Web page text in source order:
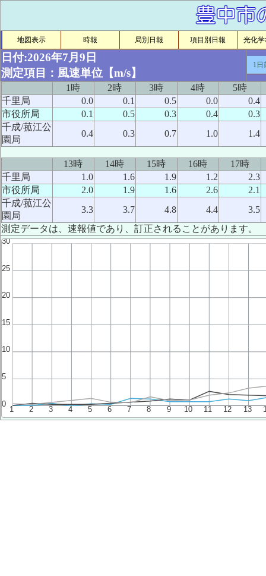
地図表示 時報 局別日報 項目別日報 光化学
日付:2026年7月9日
測定項目：風速単位【m/s】
1日
1時 2時 3時 4時
5時
千里局
0.0 0.1 0.5 0.0
0.4
市役所局
0.1 0.5 0.3 0.4
0.3
千成/菰江公
園局
0.4 0.3 0.7 1.0 1.4
13時 14時 15時 16時
17時
千里局
1.0 1.6 1.9 1.2
2.3
市役所局
2.0 1.9 1.6 2.6
2.1
千成/菰江公
園局
3.3 3.7 4.8 4.4
3.5
測定データは、速報値であり、訂正されることがあります。